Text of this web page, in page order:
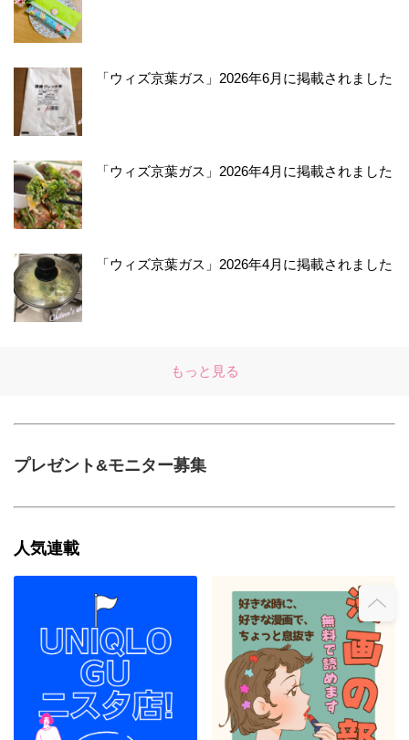
「ウィズ京葉ガス」2026年6月に掲載されました
「ウィズ京葉ガス」2026年4月に掲載されました
「ウィズ京葉ガス」2026年4月に掲載されました
もっと見る
プレゼント&モニター募集
人気連載